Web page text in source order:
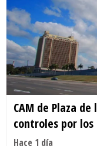
CAM de Plaza
controles por
Hace 1 día